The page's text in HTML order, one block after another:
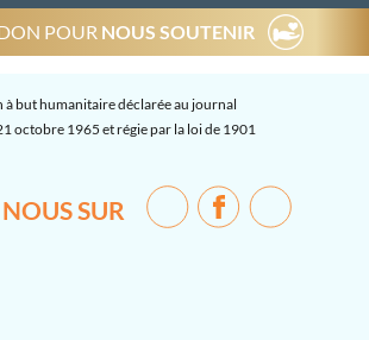
POUR NOUS SOUTENIR
à but humanitaire déclarée au journal
octobre 1965 et régie par la loi de 1901
NOUS SUR